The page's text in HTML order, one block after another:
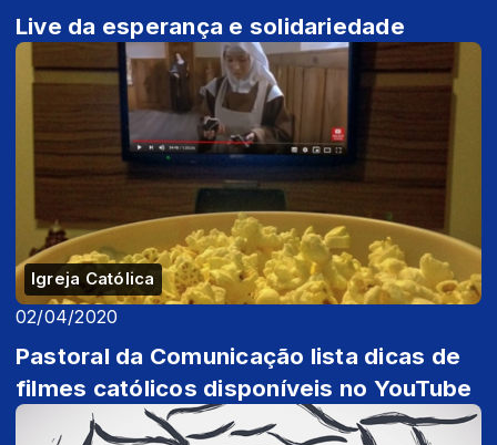
Live da esperança e solidariedade
Igreja Católica
02/04/2020
Pastoral da Comunicação lista dicas de
filmes católicos disponíveis no YouTube